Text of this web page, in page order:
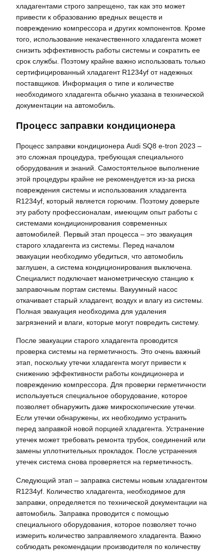
хладагентами строго запрещено, так как это может
привести к образованию вредных веществ и
повреждению компрессора и других компонентов. Кроме
того, использование некачественного хладагента может
снизить эффективность работы системы и сократить ее
срок службы. Поэтому крайне важно использовать только
сертифицированный хладагент R1234yf от надежных
поставщиков. Информация о типе и количестве
необходимого хладагента обычно указана в технической
документации на автомобиль.
Процесс заправки кондиционера
Процесс заправки кондиционера Audi SQ8 e-tron 2023 –
это сложная процедура, требующая специального
оборудования и знаний. Самостоятельное выполнение
этой процедуры крайне не рекомендуется из-за риска
повреждения системы и использования хладагента
R1234yf, который является горючим. Поэтому доверьте
эту работу профессионалам, имеющим опыт работы с
системами кондиционирования современных
автомобилей. Первый этап процесса – это эвакуация
старого хладагента из системы. Перед началом
эвакуации необходимо убедиться, что автомобиль
заглушен, а система кондиционирования выключена.
Специалист подключает манометрическую станцию к
заправочным портам системы. Вакуумный насос
откачивает старый хладагент, воздух и влагу из системы.
Полная эвакуация необходима для удаления
загрязнений и влаги, которые могут повредить систему.
После эвакуации старого хладагента проводится
проверка системы на герметичность. Это очень важный
этап, поскольку утечки хладагента могут привести к
снижению эффективности работы кондиционера и
повреждению компрессора. Для проверки герметичности
используеться специальное оборудование, которое
позволяет обнаружить даже микроскопические утечки.
Если утечки обнаружены, их необходимо устранить
перед заправкой новой порцией хладагента. Устранение
утечек может требовать ремонта трубок, соединений или
замены уплотнительных прокладок. После устранения
утечек система снова проверяется на герметичность.
Следующий этап – заправка системы новым хладагентом
R1234yf. Количество хладагента, необходимое для
заправки, определяется по технической документации на
автомобиль. Заправка проводится с помощью
специального оборудования, которое позволяет точно
измерить количество заправляемого хладагента. Важно
соблюдать рекомендации производителя по количеству